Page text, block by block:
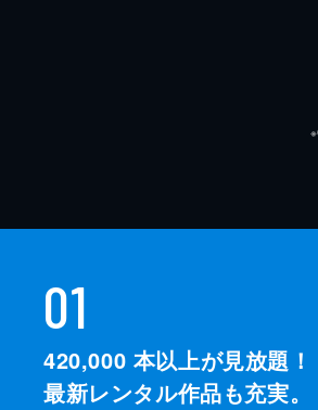
01
420,000 本以上が見放題！
最新レンタル作品も充実。